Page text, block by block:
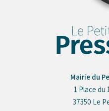
Mairie du
1 Place du
37350 Le